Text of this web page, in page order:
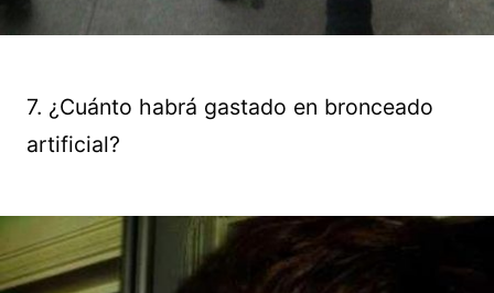
7. ¿Cuánto habrá gastado en bronceado
artificial?